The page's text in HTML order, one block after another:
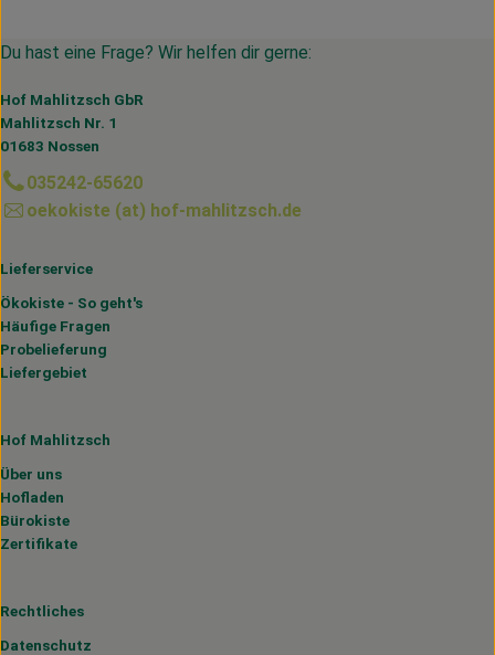
Du hast eine Frage? Wir helfen dir gerne:
Hof Mahlitzsch GbR
Mahlitzsch Nr. 1
01683 Nossen
035242-65620
oekokiste (at) hof-mahlitzsch.de
Lieferservice
Ökokiste - So geht's
Häufige Fragen
Probelieferung
Liefergebiet
Hof Mahlitzsch
Über uns
Hofladen
Bürokiste
Zertifikate
Rechtliches
Datenschutz